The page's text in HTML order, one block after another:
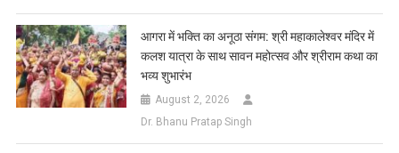
आगरा में भक्ति का अनूठा संगम: श्री महाकालेश्वर मंदिर में
कलश यात्रा के साथ सावन महोत्सव और श्रीराम कथा का
भव्य शुभारंभ
August 2, 2026
Dr. Bhanu Pratap Singh